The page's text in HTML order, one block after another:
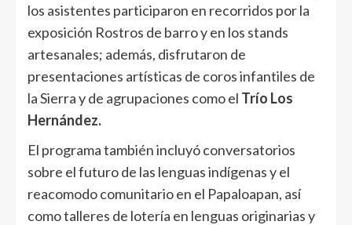
los asistentes participaron en recorridos por la
exposición Rostros de barro y en los stands
artesanales; además, disfrutaron de
presentaciones artísticas de coros infantiles de
la Sierra y de agrupaciones como el Trío Los
Hernández.
El programa también incluyó conversatorios
sobre el futuro de las lenguas indígenas y el
reacomodo comunitario en el Papaloapan, así
como talleres de lotería en lenguas originarias y